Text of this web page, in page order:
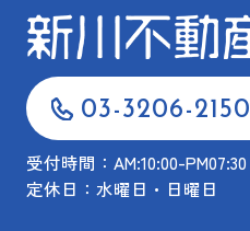
03-3206-2150
受付時間：AM:10:00-PM07:30
定休日：水曜日・日曜日